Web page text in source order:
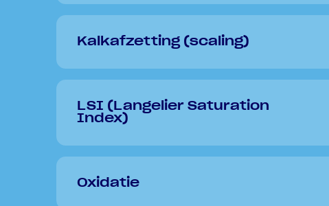
Kalkafzetting (scaling)
LSI (Langelier Saturation
Index)
Oxidatie